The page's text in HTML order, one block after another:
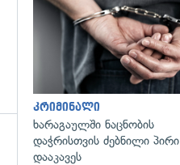
კრიმინალი
ხარაგაულში ნაცნობის
დაჭრისთვის ძებნილი პირი
დააკავეს